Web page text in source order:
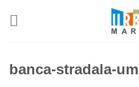
banca-stradala-